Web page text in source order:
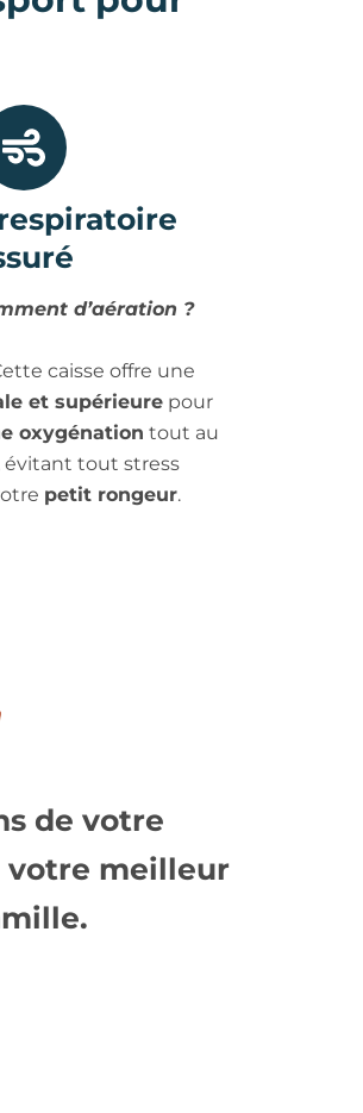
d’aération ?
caisse offre une
et supérieure pour
oxygénation tout au
évitant tout stress
petit rongeur.
de votre
votre meilleur